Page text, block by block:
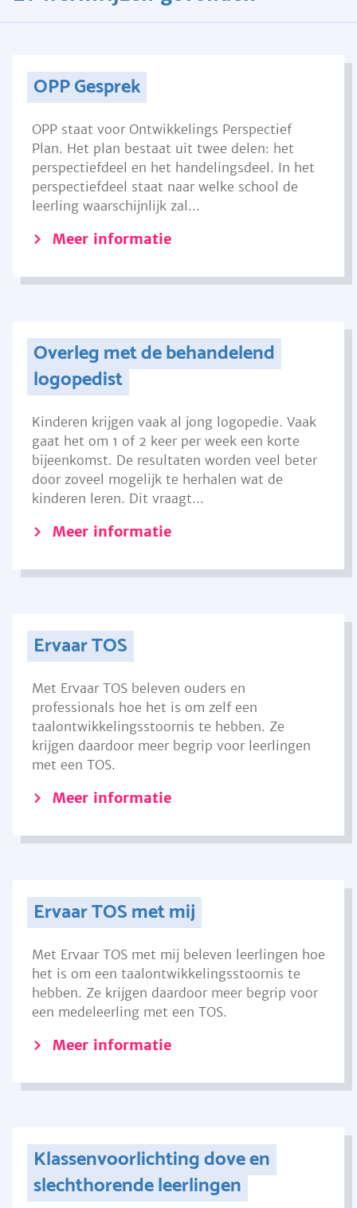
OPP Gesprek
OPP staat voor Ontwikkelings Perspectief
Plan. Het plan bestaat uit twee delen: het
perspectiefdeel en het handelingsdeel. In het
perspectiefdeel staat naar welke school de
leerling waarschijnlijk zal...
Meer informatie
Overleg met de behandelend
logopedist
Kinderen krijgen vaak al jong logopedie. Vaak
gaat het om 1 of 2 keer per week een korte
bijeenkomst. De resultaten worden veel beter
door zoveel mogelijk te herhalen wat de
kinderen leren. Dit vraagt...
Meer informatie
Ervaar TOS
Met Ervaar TOS beleven ouders en
professionals hoe het is om zelf een
taalontwikkelingsstoornis te hebben. Ze
krijgen daardoor meer begrip voor leerlingen
met een TOS.
Meer informatie
Ervaar TOS met mij
Met Ervaar TOS met mij beleven leerlingen hoe
het is om een taalontwikkelingsstoornis te
hebben. Ze krijgen daardoor meer begrip voor
een medeleerling met een TOS.
Meer informatie
Klassenvoorlichting dove en
slechthorende leerlingen